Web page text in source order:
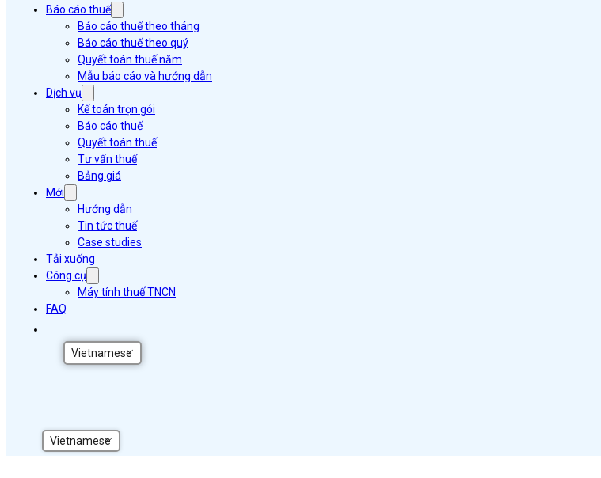
Báo cáo thuế
Báo cáo thuế theo tháng
Báo cáo thuế theo quý
Quyết toán thuế năm
Mẫu báo cáo và hướng dẫn
Dịch vụ
Kế toán trọn gói
Báo cáo thuế
Quyết toán thuế
Tư vấn thuế
Bảng giá
Mới
Hướng dẫn
Tin tức thuế
Case studies
Tải xuống
Công cụ
Máy tính thuế TNCN
FAQ
Vietnamese
Vietnamese